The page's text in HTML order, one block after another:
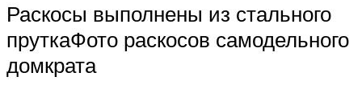
Раскосы выполнены из стального
пруткаФото раскосов самодельного
домкрата